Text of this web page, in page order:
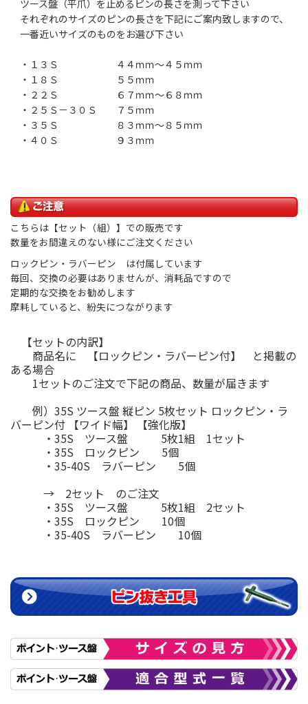
ツース盤（平爪）を止めるピンの長さを測って下さい
それぞれのサイズのピンの長さを下記にご案内致しますので、
一番近いサイズのものをお選び下さい
・１３Ｓ ４４ｍｍ～４５ｍｍ
・１８Ｓ ５５ｍｍ
・２２Ｓ ６７ｍｍ～６８ｍｍ
・２５Ｓ－３０Ｓ ７５ｍｍ
・３５Ｓ ８３ｍｍ～８５ｍｍ
・４０Ｓ ９３ｍｍ
こちらは【セット（組）】での販売です
数量をお間違えのない様にご注文ください
ロックピン・ラバーピン は付属しています
毎回、交換の必要はありませんが、消耗品ですので
定期的な交換をお勧めします
摩耗していると、紛失につながります
【セットの内訳】
商品名に 【ロックピン・ラバーピン付】 と掲載の
ある場合
1セットのご注文で下記の商品、数量が届きます
例）35S ツース盤 縦ピン 5枚セット ロックピン・ラ
バーピン付 【ワイド幅】 【強化版】
・35S ツース盤 5枚1組 1セット
・35S ロックピン 5個
・35-40S ラバーピン 5個
→ 2セット のご注文
・35S ツース盤 5枚1組 2セット
・35S ロックピン 10個
・35-40S ラバーピン 10個